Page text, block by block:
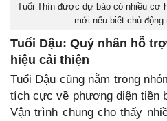
Tuổi Thìn được dự báo có nhiều cơ
mới nếu biết chủ động
Tuổi Dậu: Quý nhân hỗ
hiệu cải thiện
Tuổi Dậu cũng nằm trong
tích cực về phương diện tiền
Vận trình chung cho thấy